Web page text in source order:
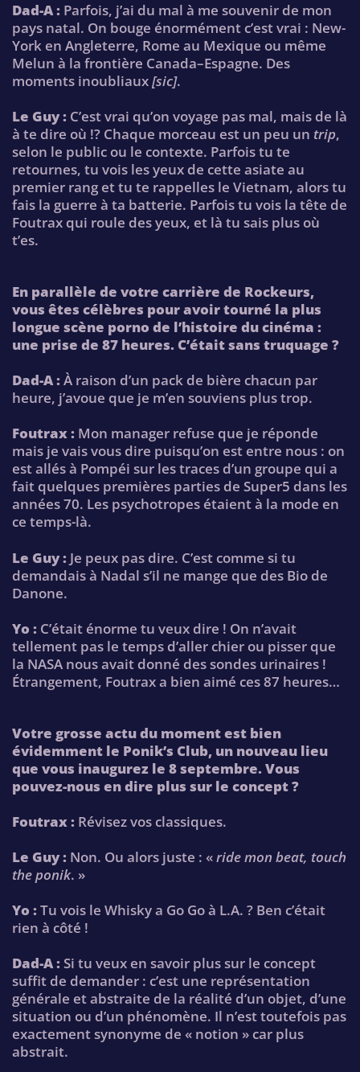
Dad-A : Parfois, j’ai du mal à me souvenir de mon
pays natal. On bouge énormément c’est vrai : New-
York en Angleterre, Rome au Mexique ou même
Melun à la frontière Canada–Espagne. Des
moments inoubliaux[sic].
Le Guy : C’est vrai qu’on voyage pas mal, mais de là
à te dire où !? Chaque morceau est un peu un trip,
selon le public ou le contexte. Parfois tu te
retournes, tu vois les yeux de cette asiate au
premier rang et tu te rappelles le Vietnam, alors tu
fais la guerre à ta batterie. Parfois tu vois la tête de
Foutrax qui roule des yeux, et là tu sais plus où
t’es.
En parallèle de votre carrière de Rockeurs,
vous êtes célèbres pour avoir tourné la plus
longue scène porno de l’histoire du cinéma :
une prise de 87 heures. C’était sans truquage ?
Dad-A : À raison d’un pack de bière chacun par
heure, j’avoue que je m’en souviens plus trop.
Foutrax : Mon manager refuse que je réponde
mais je vais vous dire puisqu’on est entre nous : on
est allés à Pompéi sur les traces d’un groupe qui a
fait quelques premières parties de Super5 dans les
années 70. Les psychotropes étaient à la mode en
ce temps-là.
Le Guy : Je peux pas dire. C’est comme si tu
demandais à Nadal s’il ne mange que des Bio de
Danone.
Yo : C’était énorme tu veux dire ! On n’avait
tellement pas le temps d’aller chier ou pisser que
la NASA nous avait donné des sondes urinaires !
Étrangement, Foutrax a bien aimé ces 87 heures…
Votre grosse actu du moment est bien
évidemment le Ponik’s Club, un nouveau lieu
que vous inaugurez le 8 septembre. Vous
pouvez-nous en dire plus sur le concept ?
Foutrax : Révisez vos classiques.
Le Guy : Non. Ou alors juste : «ride mon beat, touch
the ponik. »
Yo : Tu vois le Whisky a Go Go à L.A. ? Ben c’était
rien à côté !
Dad-A : Si tu veux en savoir plus sur le concept
suffit de demander : c’est une représentation
générale et abstraite de la réalité d’un objet, d’une
situation ou d’un phénomène. Il n’est toutefois pas
exactement synonyme de « notion » car plus
abstrait.